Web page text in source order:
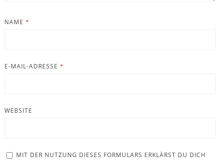
NAME *
E-MAIL-ADRESSE *
WEBSITE
MIT DER NUTZUNG DIESES FORMULARS ERKLÄRST DU DICH